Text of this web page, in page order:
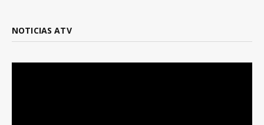
NOTICIAS ATV